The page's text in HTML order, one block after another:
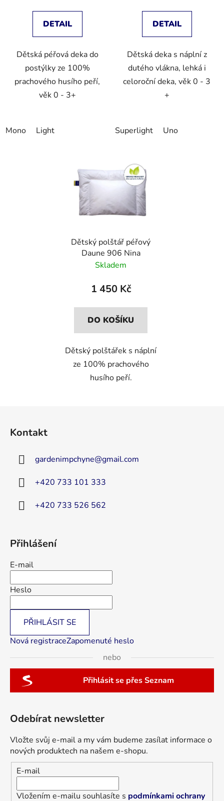
DETAIL
Dětská péřová deka do
postýlky ze 100%
prachového husího peří,
věk 0 - 3+
Mono Light
DETAIL
Dětská deka s náplní z
dutého vlákna, lehká i
celoroční deka, věk 0 - 3
+
Superlight Uno
Dětský polštář péřový
Daune 906 Nina
Skladem
1 450 Kč
DO KOŠÍKU
Dětský polštářek s náplní
ze 100% prachového
husího peří.
Kontakt
gardenimpchyne@gmail.com
+420 733 101 333
+420 733 526 562
Přihlášení
E-mail
Heslo
PŘIHLÁSIT SE
Nová registraceZapomenuté heslo
nebo
Přihlásit se přes Seznam
Odebírat newsletter
Vložte svůj e-mail a my vám budeme zasílat informace o
nových produktech na našem e-shopu.
E-mail
Vložením e-mailu souhlasíte s podmínkami ochrany